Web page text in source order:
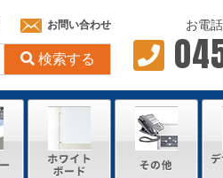
お問い合わせ
検索する
お電